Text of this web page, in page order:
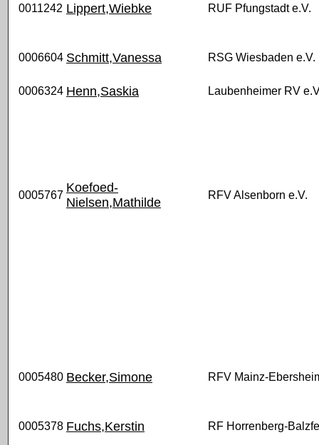
0011242 Lippert,Wiebke RUF Pfungstadt e.V.
0006604 Schmitt,Vanessa RSG Wiesbaden e.V.
0006324 Henn,Saskia Laubenheimer RV
0005767
Koefoed-
Nielsen,Mathilde
RFV Alsenborn e.V.
0005480 Becker,Simone RFV Mainz-
0005378 Fuchs,Kerstin RF Horrenberg-